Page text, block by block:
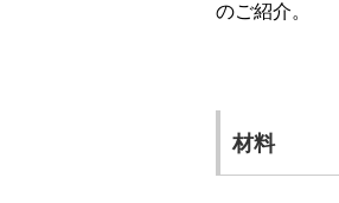
のご紹介。
材料